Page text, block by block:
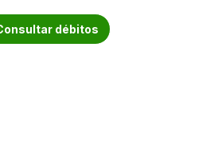
e muito mais. Acesse
débitos